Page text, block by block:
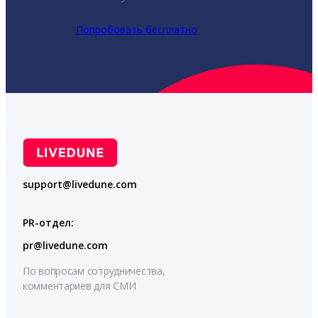
Попробовать бесплатно
support@livedune.com
PR-отдел:
pr@livedune.com
По вопросам сотрудничества,
комментариев для СМИ